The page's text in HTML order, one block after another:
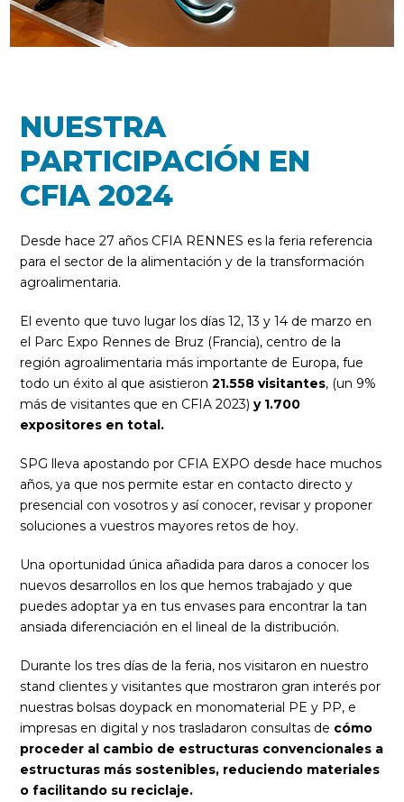
NUESTRA
PARTICIPACIÓN EN
CFIA 2024
Desde hace 27 años CFIA RENNES es la feria referencia
para el sector de la alimentación y de la transformación
agroalimentaria.
El evento que tuvo lugar los días 12, 13 y 14 de marzo en
el Parc Expo Rennes de Bruz (Francia), centro de la
región agroalimentaria más importante de Europa, fue
todo un éxito al que asistieron21.558 visitantes, (un 9%
más de visitantes que en CFIA 2023)y 1.700
expositores en total.
SPG lleva apostando por CFIA EXPO desde hace muchos
años, ya que nos permite estar en contacto directo y
presencial con vosotros y así conocer, revisar y proponer
soluciones a vuestros mayores retos de hoy.
Una oportunidad única añadida para daros a conocer los
nuevos desarrollos en los que hemos trabajado y que
puedes adoptar ya en tus envases para encontrar la tan
ansiada diferenciación en el lineal de la distribución.
Durante los tres días de la feria, nos visitaron en nuestro
stand clientes y visitantes que mostraron gran interés por
nuestras bolsas doypack en monomaterial PE y PP, e
impresas en digital y nos trasladaron consultas de cómo
proceder al cambio de estructuras convencionales a
estructuras más sostenibles, reduciendo materiales
o facilitando su reciclaje.